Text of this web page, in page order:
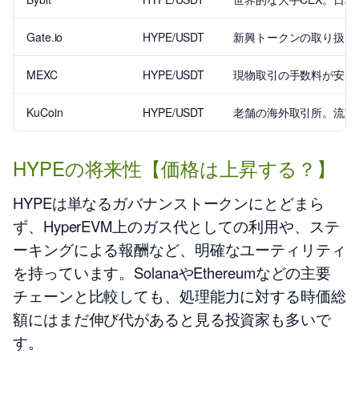
Gate.io HYPE/USDT 新興トークンの取り扱
MEXC HYPE/USDT 現物取引の手数料が安
KuCoin HYPE/USDT 老舗の海外取引所。流
HYPEの将来性【価格は上昇する？】
HYPEは単なるガバナンストークンにとどまら
ず、HyperEVM上のガス代としての利用や、ステ
ーキングによる報酬など、明確なユーティリティ
を持っています。SolanaやEthereumなどの主要
チェーンと比較しても、処理能力に対する時価総
額にはまだ伸び代があると見る投資家も多いで
す。